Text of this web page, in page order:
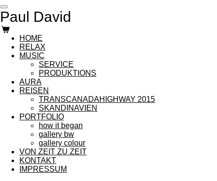
Zum
Hauptinhalt
springen
Paul David
HOME
RELAX
MUSIC
SERVICE
PRODUKTIONS
AURA
REISEN
TRANSCANADAHIGHWAY 2015
SKANDINAVIEN
PORTFOLIO
how it began
gallery bw
gallery colour
VON ZEIT ZU ZEIT
KONTAKT
IMPRESSUM